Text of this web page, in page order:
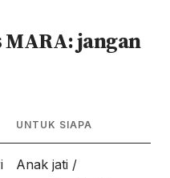
MARA: jangan
UNTUK SIAPA
Anak jati /